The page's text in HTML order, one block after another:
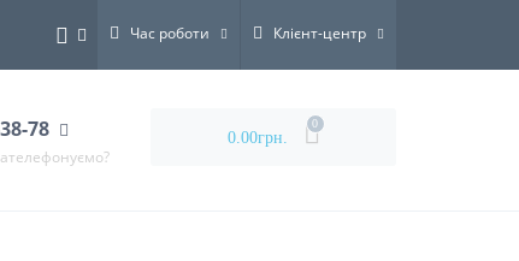
Час роботи Клієнт-центр
78 0.00грн.
0